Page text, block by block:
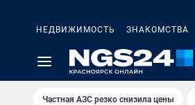
НЕДВИЖИМОСТЬ ЗНАКОМСТВА
Частная АЗС резко снизила цены